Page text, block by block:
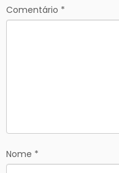
Comentário *
Nome *